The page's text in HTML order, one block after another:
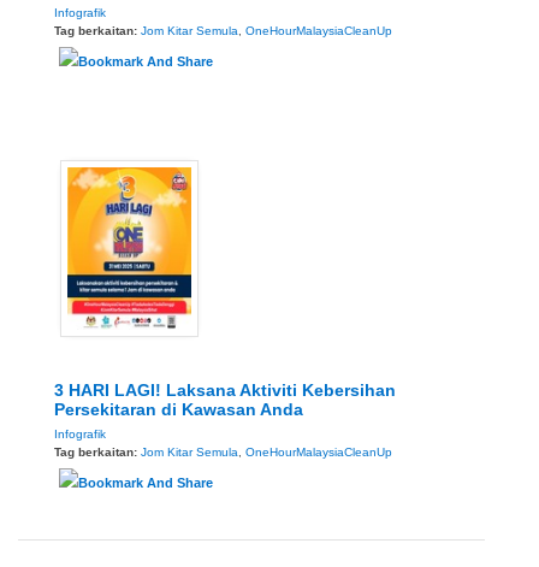
Infografik
Tag berkaitan: Jom Kitar Semula, OneHourMalaysiaCleanUp
3 HARI LAGI! Laksana Aktiviti Kebersihan
Persekitaran di Kawasan Anda
Infografik
Tag berkaitan: Jom Kitar Semula OneHourMalaysiaCleanUp